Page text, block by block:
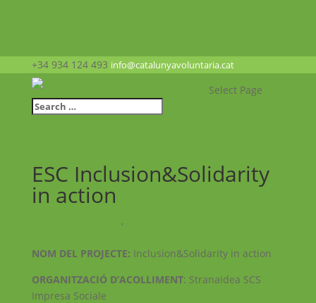
+34 934 124 493 info@catalunyavoluntaria.cat
Select Page
ESC Inclusion&Solidarity
in action
,
NOM DEL PROJECTE: Inclusion&Solidarity in action
ORGANITZACIÓ D’ACOLLIMENT: Stranaidea SCS
Impresa Sociale